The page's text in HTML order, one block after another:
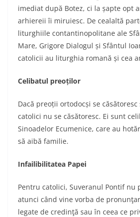
imediat după Botez, ci la șapte opt
arhiereii îi miruiesc. De cealaltă
liturghiile contantinopolitane ale
Mare, Grigore Dialogul și Sfântul
catolicii au liturghia romană și cea
Celibatul preoților
Dacă preoții ortodocși se
catolici nu se căsătoresc. Ei sunt
Sinoadelor Ecumenice, care au
să aibă familie.
Infailibilitatea Papei
Pentru catolici, Suveranul Pontif nu
atunci când vine vorba de
legate de credinţă sau în ceea ce